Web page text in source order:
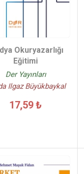
Okuryazarlığı
Eğitimi
Der Yayınları
Ilgaz Büyükbaykal
17,59 ₺